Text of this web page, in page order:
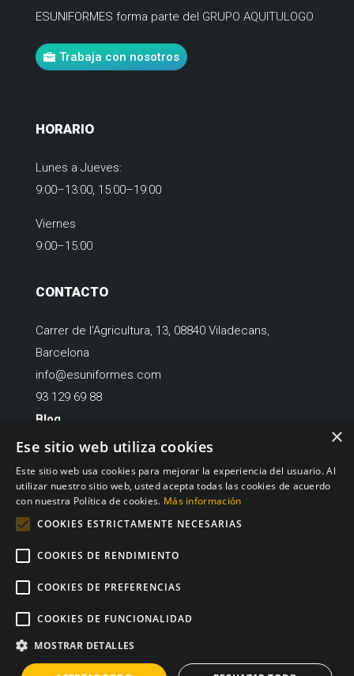
ESUNIFORMES forma parte del GRUPO AQUITULOGO
Trabaja con nosotros
HORARIO
Lunes a Jueves:
9:00–13:00, 15:00–19:00
Viernes
9:00–15:00
CONTACTO
Carrer de l’Agricultura, 13, 08840 Viladecans,
Barcelona
info@esuniformes.com
93 129 69 88
Blog
Financiado por la Unión Europea – NextGenerationEU
GRUPO AQUITULOGO © 2026. Todos los derechos
×
Ese sitio web utiliza cookies
Este sitio web usa cookies para mejorar la experiencia del usuario. Al
utilizar nuestro sitio web, usted acepta todas las cookies de acuerdo
con nuestra Política de cookies. Más información
COOKIES ESTRICTAMENTE NECESARIAS
COOKIES DE RENDIMIENTO
COOKIES DE PREFERENCIAS
COOKIES DE FUNCIONALIDAD
MOSTRAR DETALLES